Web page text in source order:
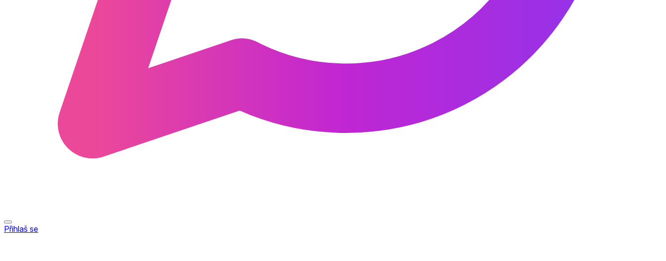
Přihlaš se